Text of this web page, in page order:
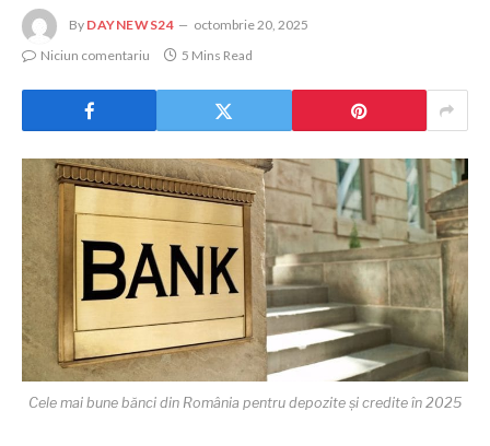
By DAYNEWS24
octombrie 20, 2025
Niciun comentariu
5 Mins Read
Cele mai bune bănci din România pentru depozite și credite în 2025